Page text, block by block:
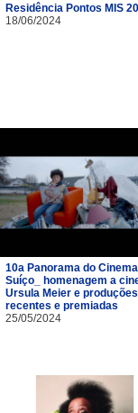
Residência Pontos MIS
18/06/2024
10a Panorama do Cinema
Suíço_ homenagem a
Ursula Meier e produções
recentes e premiadas
25/05/2024